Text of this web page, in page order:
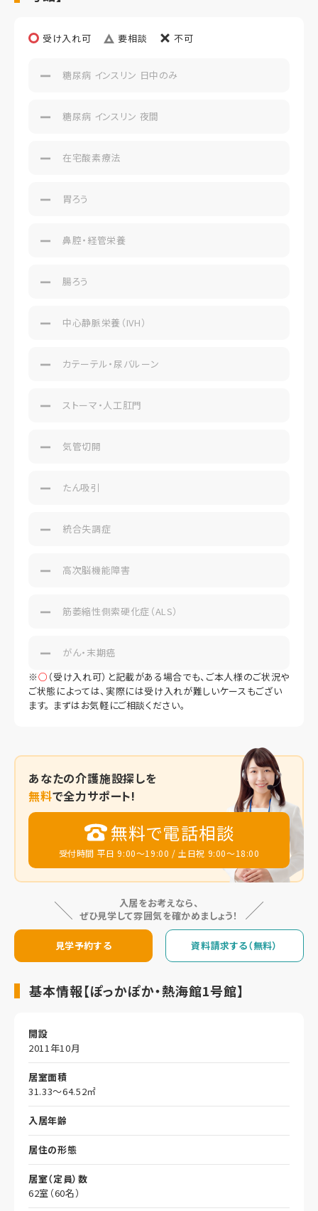
受け入れ可 要相談 不可
糖尿病 インスリン 日中のみ
糖尿病 インスリン 夜間
在宅酸素療法
胃ろう
鼻腔・経管栄養
腸ろう
中心静脈栄養（IVH）
カテーテル・尿バルーン
ストーマ・人工肛門
気管切開
たん吸引
統合失調症
高次脳機能障害
筋萎縮性側索硬化症（ALS）
がん・末期癌
※○ （受け入れ可）と記載がある場合でも、ご本人様のご状況や
ご状態によっては、実際には受け入れが難しいケースもござい
ます。 まずはお気軽にご相談ください。
あなたの介護施設探しを
無料で全力サポート!
無料で電話相談
受付時間 平日 9:00～19:00 / 土日祝 9:00～18:00
入居をお考えなら、
ぜひ見学して雰囲気を確かめましょう！
見学予約する 資料請求する（無料）
基本情報【ぽっかぽか・熱海館1号館】
開設
2011年10月
居室面積
31.33～64.52㎡
入居年齢
居住の形態
居室（定員）数
62室（60名）